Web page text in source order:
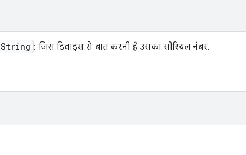
String : जिस डिवाइस से बात करनी है उसका सीरियल नंबर.